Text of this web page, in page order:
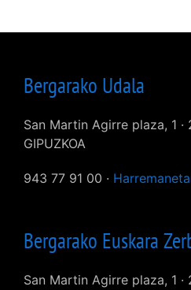
Bergarako Udala
San Martin Agirre plaza, 1 ·
GIPUZKOA
943 77 91 00 ·
Bergarako Euskara
San Martin Agirre plaza, 1 ·